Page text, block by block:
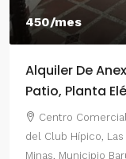
450/mes
Alquiler De
Patio, Planta
Centro
del Club Hípico, Las
Minas, Municipio